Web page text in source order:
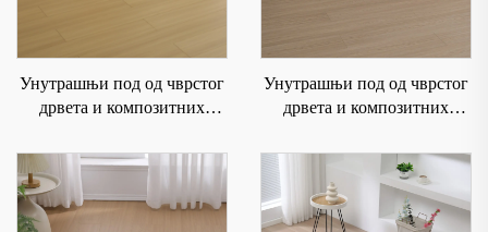
Унутрашњи под од чврстог
дрвета и композитних
отпоран на хабање 6003
Унутрашњи под од чврстог
дрвета и композитних
отпоран на хабање 6007